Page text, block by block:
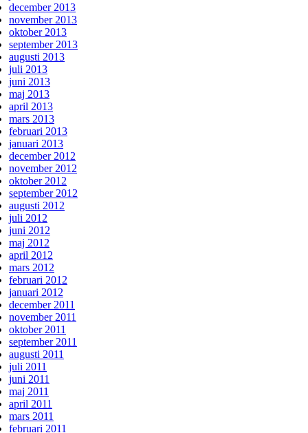
december 2013
november 2013
oktober 2013
september 2013
augusti 2013
juli 2013
juni 2013
maj 2013
april 2013
mars 2013
februari 2013
januari 2013
december 2012
november 2012
oktober 2012
september 2012
augusti 2012
juli 2012
juni 2012
maj 2012
april 2012
mars 2012
februari 2012
januari 2012
december 2011
november 2011
oktober 2011
september 2011
augusti 2011
juli 2011
juni 2011
maj 2011
april 2011
mars 2011
februari 2011